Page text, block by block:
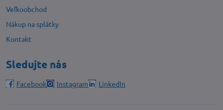
Veľkoobchod
Nákup na splátky
Kontakt
Sledujte nás
Facebook Instagram LinkedIn